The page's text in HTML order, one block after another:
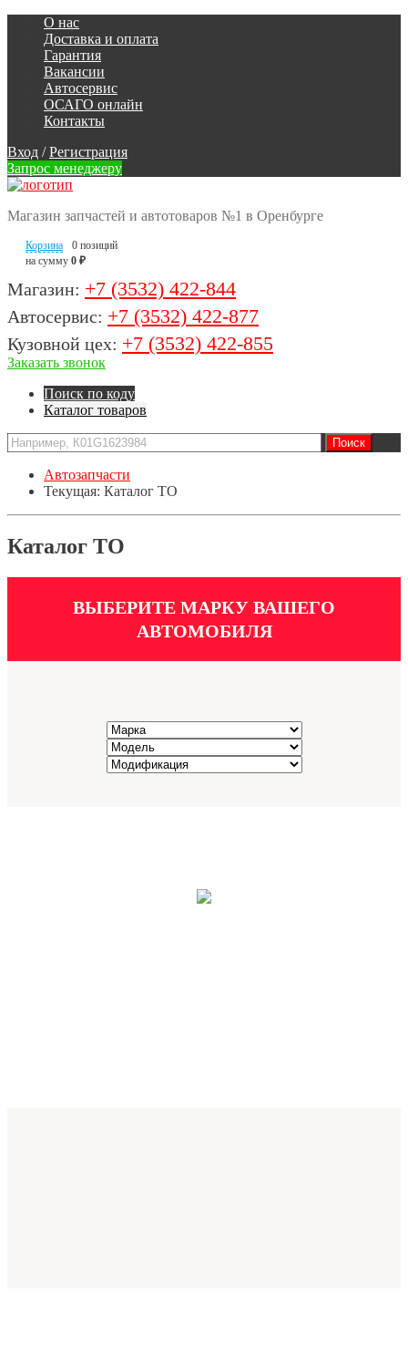
О нас
Доставка и оплата
Гарантия
Вакансии
Автосервис
ОСАГО онлайн
Контакты
Вход / Регистрация
Запрос менеджеру
Магазин запчастей и автотоваров №1 в Оренбурге
Корзина
0 позиций
на сумму 0 ₽
Магазин: +7 (3532) 422-844
Автосервис: +7 (3532) 422-877
Кузовной цех: +7 (3532) 422-855
Заказать звонок
Поиск по коду
Каталог товаров
Автозапчасти
Текущая: Каталог ТО
Каталог ТО
ВЫБЕРИТЕ МАРКУ ВАШЕГО
АВТОМОБИЛЯ